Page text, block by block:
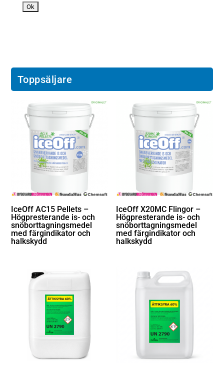
Toppsäljare
IceOff AC15 Pellets –
Högpresterande is- och
snöborttagningsmedel
med färgindikator och
halkskydd
IceOff X20MC Flingor –
Högpresterande is- och
snöborttagningsmedel
med färgindikator och
halkskydd